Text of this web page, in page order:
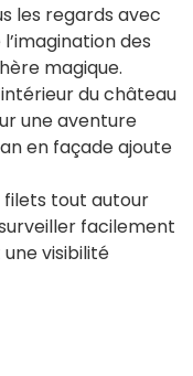
les regards avec
des
magique.
du château
une aventure
en façade ajoute
filets tout autour
facilement
visibilité